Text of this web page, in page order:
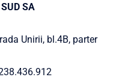
SA
Unirii, bl.4B, parter